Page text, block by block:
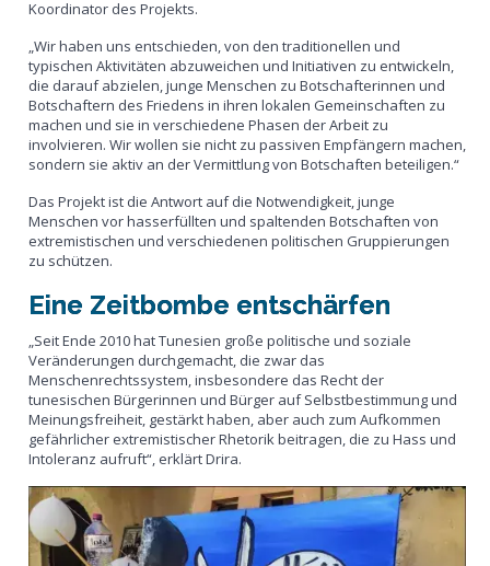
Koordinator des Projekts.
„Wir haben uns entschieden, von den traditionellen und
typischen Aktivitäten abzuweichen und Initiativen zu entwickeln,
die darauf abzielen, junge Menschen zu Botschafterinnen und
Botschaftern des Friedens in ihren lokalen Gemeinschaften zu
machen und sie in verschiedene Phasen der Arbeit zu
involvieren. Wir wollen sie nicht zu passiven Empfängern machen,
sondern sie aktiv an der Vermittlung von Botschaften beteiligen.“
Das Projekt ist die Antwort auf die Notwendigkeit, junge
Menschen vor hasserfüllten und spaltenden Botschaften von
extremistischen und verschiedenen politischen Gruppierungen
zu schützen.
Eine Zeitbombe entschärfen
„Seit Ende 2010 hat Tunesien große politische und soziale
Veränderungen durchgemacht, die zwar das
Menschenrechtssystem, insbesondere das Recht der
tunesischen Bürgerinnen und Bürger auf Selbstbestimmung und
Meinungsfreiheit, gestärkt haben, aber auch zum Aufkommen
gefährlicher extremistischer Rhetorik beitragen, die zu Hass und
Intoleranz aufruft“, erklärt Drira.